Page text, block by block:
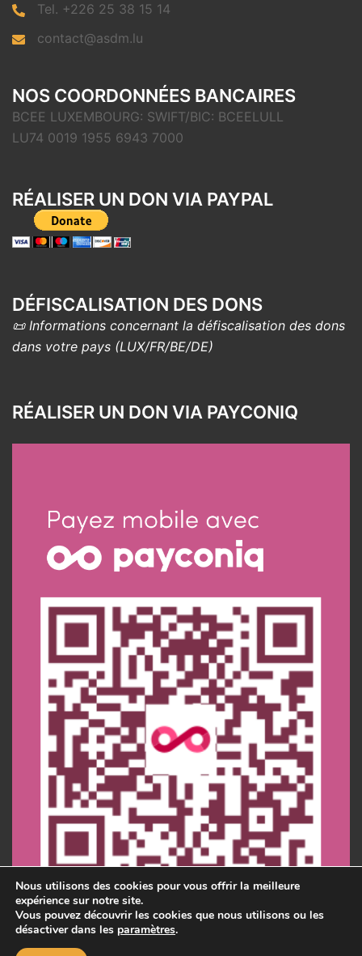
Tel. +226 25 38 15 14
contact@asdm.lu
NOS COORDONNÉES BANCAIRES
BCEE LUXEMBOURG: SWIFT/BIC: BCEELULL
LU74 0019 1955 6943 7000
RÉALISER UN DON VIA PAYPAL
DÉFISCALISATION DES DONS
📜 Informations concernant la défiscalisation des dons
dans votre pays (LUX/FR/BE/DE)
RÉALISER UN DON VIA PAYCONIQ
Nous utilisons des cookies pour vous offrir la meilleure
expérience sur notre site.
Vous pouvez découvrir les cookies que nous utilisons ou les
désactiver dans les paramètres.